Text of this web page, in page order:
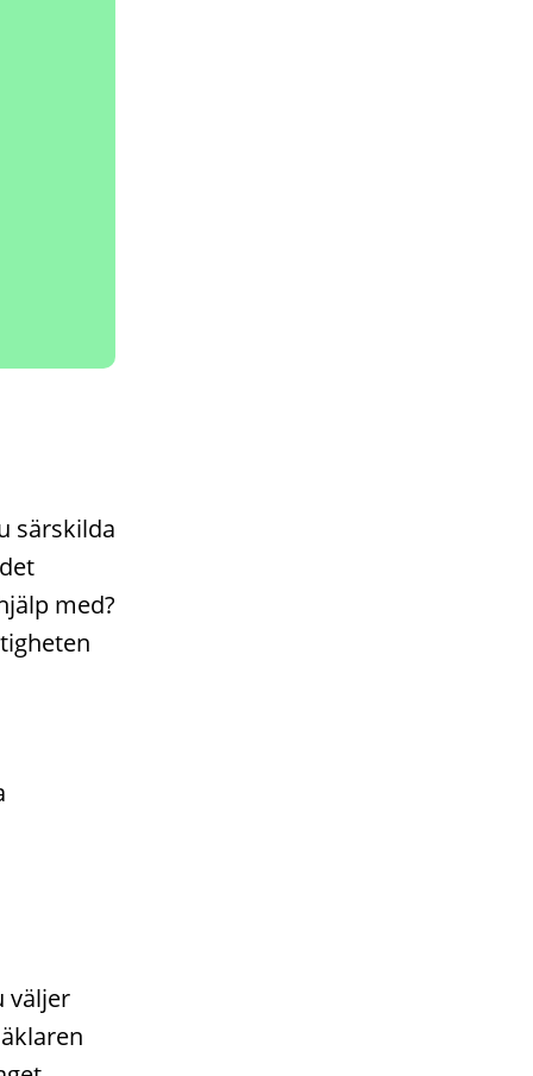
särskilda
med?
väljer